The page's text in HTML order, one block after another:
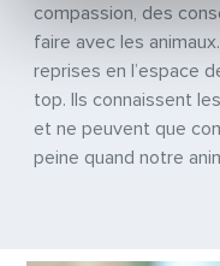
compassion, des
faire avec les
reprises en l’espace
top. Ils connaissent
et ne peuvent que
peine quand notre